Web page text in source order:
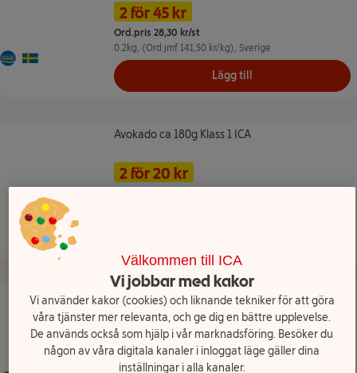
Mjölk från Sverige
Ursprungsland Sverige
Pris
2 för 45 kr
Ord.pris 28,30 kr/st
0.2kg, (Ord jmf 141,50 kr/kg), Sverige
Lägg till
Avokado ca 180g Klass 1 ICAAvokado ca 180g Klass 1 ICA
Pris
2 för 20 kr
Mango Fryst 250g ICA Mango Fryst 250g ICA
Pris2 för 32 kr Namn på erbjudande: 2 för 32
Ord.pris 20,05 kr/st
0.25kg, (Ord jmf 80,20 kr/kg)
Välkommen till ICA
Vi jobbar med kakor
Vi använder kakor (cookies) och liknande tekniker för att göra
våra tjänster mer relevanta, och ge dig en bättre upplevelse.
De används också som hjälp i vår marknadsföring. Besöker du
någon av våra digitala kanaler i inloggat läge gäller dina
inställningar i alla kanaler.